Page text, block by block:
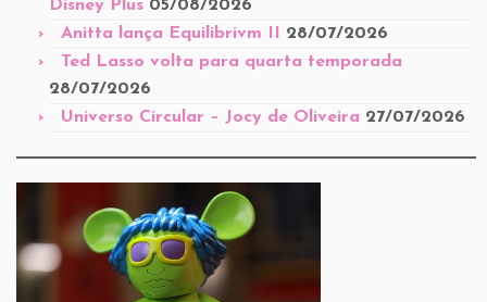
Disney Plus 05/08/2026
Anitta lança Equilibrivm II 28/07/2026
Ted Lasso volta para quarta temporada
28/07/2026
Universo Circular – Jocy de Oliveira 27/07/2026